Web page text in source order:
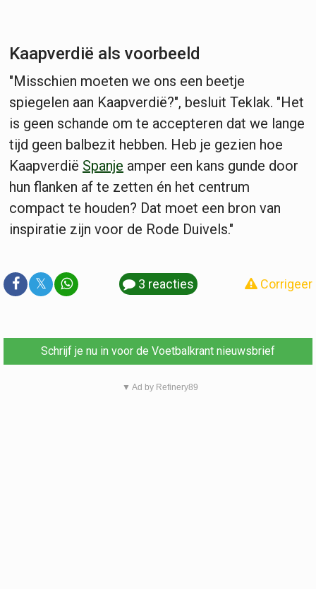
Kaapverdië als voorbeeld
"Misschien moeten we ons een beetje
spiegelen aan Kaapverdië?", besluit Teklak. "Het
is geen schande om te accepteren dat we lange
tijd geen balbezit hebben. Heb je gezien hoe
Kaapverdië Spanje amper een kans gunde door
hun flanken af te zetten én het centrum
compact te houden? Dat moet een bron van
inspiratie zijn voor de Rode Duivels."
𝕏 3 reacties Corrigeer
Schrijf je nu in voor de Voetbalkrant nieuwsbrief
▼ Ad by Refinery89